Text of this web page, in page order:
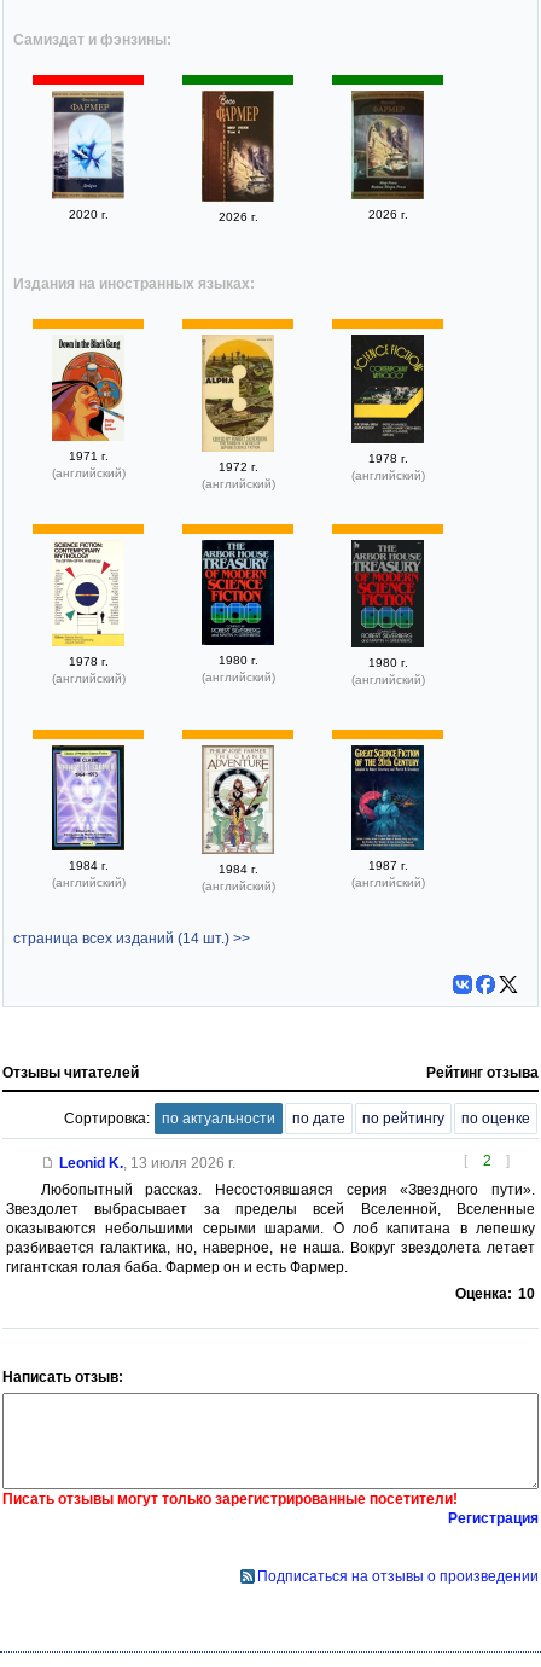
Самиздат и фэнзины:
2020 г. 2026 г. 2026 г.
Издания на иностранных языках:
1971 г.
(английский)
1972 г.
(английский)
1978 г.
(английский)
1978 г.
(английский)
1980 г.
(английский)
1980 г.
(английский)
1984 г.
(английский)
1984 г.
(английский)
1987 г.
(английский)
страница всех изданий (14 шт.) >>
Отзывы читателей Рейтинг отзыва
Сортировка: по актуальности по дате по рейтингу по оценке
[ 2 ]
Leonid K., 13 июля 2026 г.
Любопытный рассказ. Несостоявшаяся серия «Звездного пути».
Звездолет выбрасывает за пределы всей Вселенной, Вселенные
оказываются небольшими серыми шарами. О лоб капитана в лепешку
разбивается галактика, но, наверное, не наша. Вокруг звездолета летает
гигантская голая баба. Фармер он и есть Фармер.
Оценка: 10
Написать отзыв:
Писать отзывы могут только зарегистрированные посетители!
Регистрация
Подписаться на отзывы о произведении